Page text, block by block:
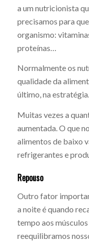
a um nutricionista
precisamos para
organismo:
proteínas…
Normalmente os
qualidade da
último, na estratégia.
Muitas vezes a
aumentada. O que
alimentos de baixo
refrigerantes e
Repouso
Outro fator
a noite é quando
tempo aos
reequilibramos